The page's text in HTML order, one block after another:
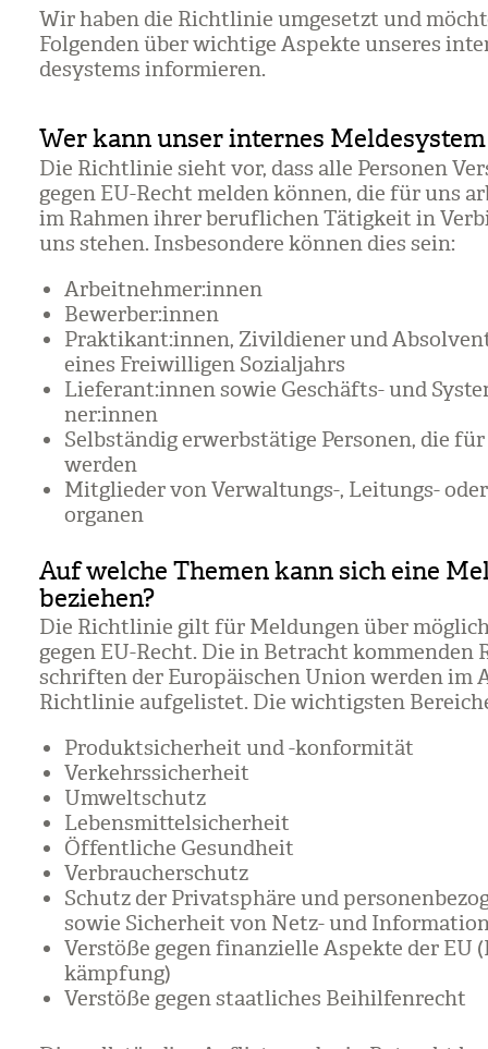
Wir haben die Richt­li­nie umge­setzt und
Fol­gen­den über wich­tige Aspekte unse­res
de­sys­tems infor­mie­ren.
Wer kann unser internes
Die Richt­li­nie sieht vor, dass alle Per­so­nen
gegen EU-Recht mel­den kön­nen, die für uns
im Rah­men ihrer beruf­li­chen Tätig­keit in
uns ste­hen. Ins­be­son­dere kön­nen dies sein:
Arbeit­neh­mer:innen
Bewer­ber:innen
Prak­ti­kant:innen, Zivil­die­ner und
eines Frei­wil­li­gen Sozi­al­jahrs
Lie­fe­rant:innen sowie Geschäfts- und
ner:innen
Selb­stän­dig erwerbs­tä­tige Per­so­nen, die
wer­den
Mit­glie­der von Ver­wal­tungs-, Lei­tungs-
or­ga­nen
Auf welche Themen kann sich eine
beziehen?
Die Richt­li­nie gilt für Mel­dun­gen über
gegen EU-Recht. Die in Betracht kom­men­den
schrif­ten der Euro­päi­schen Union wer­den im
Richt­li­nie auf­ge­lis­tet. Die wich­tigs­ten
Pro­dukt­si­cher­heit und -kon­for­mi­tät
Ver­kehrs­si­cher­heit
Umwelt­schutz
Lebens­mit­tel­si­cher­heit
Öffent­li­che Gesund­heit
Ver­brau­cher­schutz
Schutz der Pri­vat­sphäre und
sowie Sicher­heit von Netz- und
Ver­stöße gegen finan­zi­elle Aspekte der EU
kämp­fung)
Ver­stöße gegen staat­li­ches Bei­hil­fen­recht